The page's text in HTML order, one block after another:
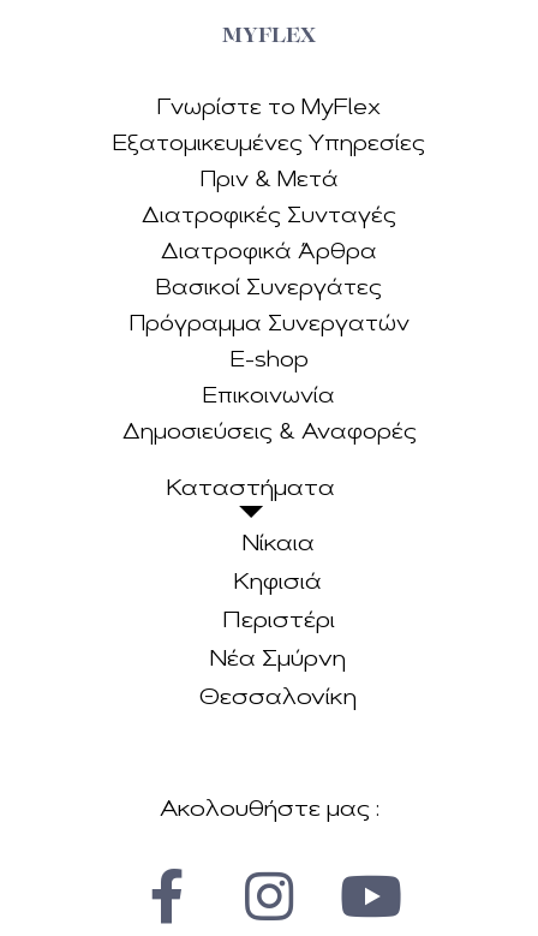
Ακολουθήστε μας :
MYFLEX
Γνωρίστε το MyFlex
Εξατομικευμένες Υπηρεσίες
Πριν & Μετά
Διατροφικές Συνταγές
Διατροφικά Άρθρα
Βασικοί Συνεργάτες
Πρόγραμμα Συνεργατών
E-shop
Επικοινωνία
Δημοσιεύσεις & Αναφορές
Καταστήματα
Νίκαια
Κηφισιά
Περιστέρι
Νέα Σμύρνη
Θεσσαλονίκη